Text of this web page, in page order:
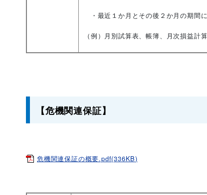
・最近１か月とその後２か月の期間
（例）月別試算表、帳簿、月次損益
【危機関連保証】
危機関連保証の概要.pdf(336KB)